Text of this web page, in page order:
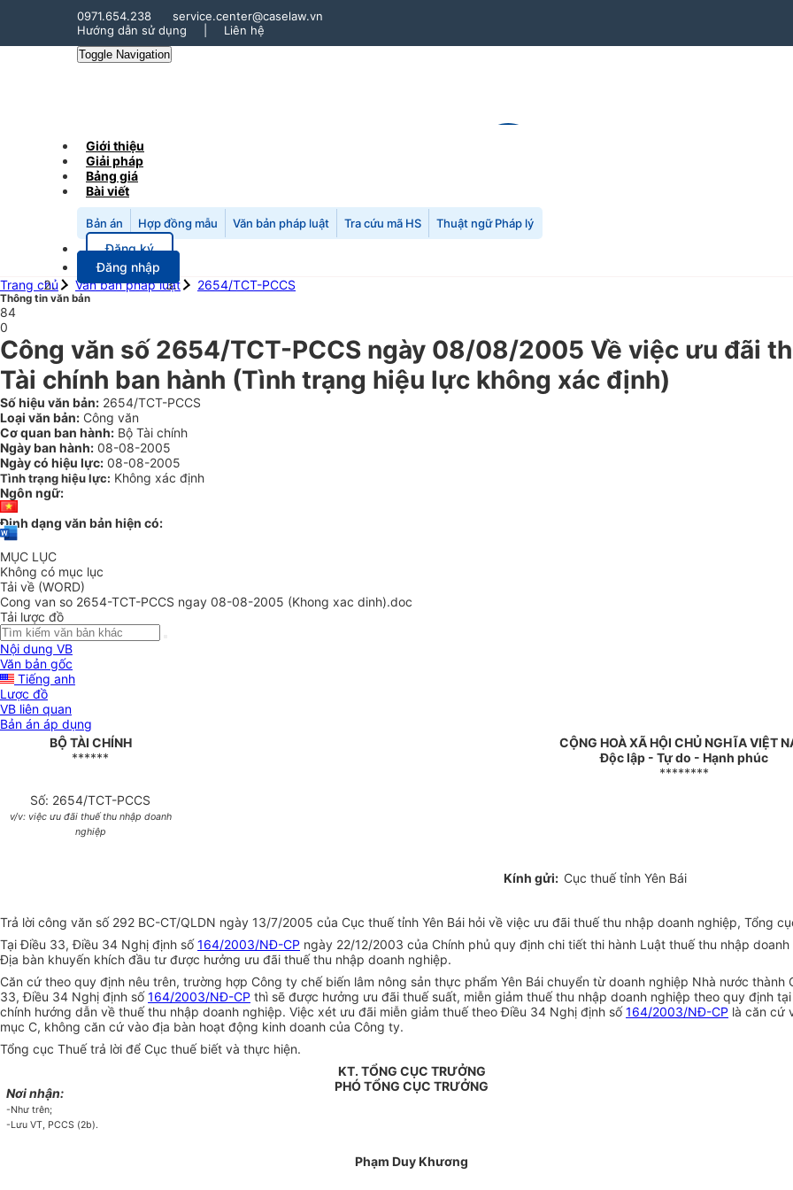
0971.654.238
service.center@caselaw.vn
Hướng dẫn sử dụng
Liên hệ
Toggle Navigation
Giới thiệu
Giải pháp
Bảng giá
Bài viết
Bản án Hợp đồng mẫu Văn bản pháp luật Tra cứu mã HS Thuật ngữ Pháp lý
Đăng ký
Đăng nhập
Trang chủ
Văn bản pháp luật 2654/TCT-PCCS
Thông tin văn bản
84
0
Công văn số 2654/TCT-PCCS ngày 08/08/2005 Về việc ưu đãi
Tài chính ban hành (Tình trạng hiệu lực không xác định)
Số hiệu văn bản: 2654/TCT-PCCS
Loại văn bản: Công văn
Cơ quan ban hành: Bộ Tài chính
Ngày ban hành: 08-08-2005
Ngày có hiệu lực: 08-08-2005
Tình trạng hiệu lực: Không xác định
Ngôn ngữ:
Định dạng văn bản hiện có:
MỤC LỤC
Không có mục lục
Tải về (WORD)
Cong van so 2654-TCT-PCCS ngay 08-08-2005 (Khong xac dinh).doc
Tải lược đồ
Nội dung VB
Văn bản gốc
Tiếng anh
Lược đồ
VB liên quan
Bản án áp dụng
BỘ TÀI CHÍNH
******
CỘNG HOÀ XÃ HỘI CHỦ NGHĨA VIỆT
Độc lập - Tự do - Hạnh phúc
********
Số: 2654/TCT-PCCS
v/v: việc ưu đãi thuế thu nhập doanh
nghiệp
Kính gửi: Cục thuế tỉnh Yên Bái
Trả lời công văn số 292 BC-CT/QLDN ngày 13/7/2005 của Cục thuế tỉnh Yên Bái hỏi về việc ưu đãi thuế thu nhập doanh nghiệp, Tổng
Tại Điều 33, Điều 34 Nghị định số164/2003/NĐ-CP ngày 22/12/2003 của Chính phủ quy định chi tiết thi hành Luật thuế thu nhập
Địa bàn khuyến khích đầu tư được hưởng ưu đãi thuế thu nhập doanh nghiệp.
Căn cứ theo quy định nêu trên, trường hợp Công ty chế biến lâm nông sản thực phẩm Yên Bái chuyển từ doanh nghiệp Nhà nước
33, Điều 34 Nghị định số164/2003/NĐ-CP thì sẽ được hưởng ưu đãi thuế suất, miễn giảm thuế thu nhập doanh nghiệp theo quy định
chính hướng dẫn về thuế thu nhập doanh nghiệp. Việc xét ưu đãi miễn giảm thuế theo Điều 34 Nghị định số164/2003/NĐ-CP là căn cứ
mục C, không căn cứ vào địa bàn hoạt động kinh doanh của Công ty.
Tổng cục Thuế trả lời để Cục thuế biết và thực hiện.
Nơi nhận:
-Như trên;
-Lưu VT, PCCS (2b).
KT. TỔNG CỤC TRƯỞNG
PHÓ TỔNG CỤC TRƯỞNG
Phạm Duy Khương